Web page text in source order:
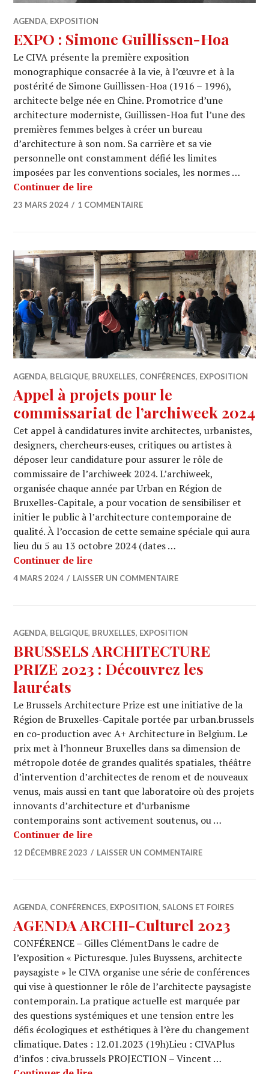
AGENDA, EXPOSITION
EXPO : Simone Guillissen-Hoa
Le CIVA présente la première exposition
monographique consacrée à la vie, à l’œuvre et à la
postérité de Simone Guillissen-Hoa (1916 – 1996),
architecte belge née en Chine. Promotrice d’une
architecture moderniste, Guillissen-Hoa fut l’une des
premières femmes belges à créer un bureau
d’architecture à son nom. Sa carrière et sa vie
personnelle ont constamment défié les limites
imposées par les conventions sociales, les normes …
Continuer de lireEXPO : Simone Guillissen-Hoa
23 MARS 2024 1 COMMENTAIRE
AGENDA, BELGIQUE, BRUXELLES, CONFÉRENCES, EXPOSITION
Appel à projets pour le
commissariat de l’archiweek 2024
Cet appel à candidatures invite architectes, urbanistes,
designers, chercheurs·euses, critiques ou artistes à
déposer leur candidature pour assurer le rôle de
commissaire de l’archiweek 2024. L’archiweek,
organisée chaque année par Urban en Région de
Bruxelles-Capitale, a pour vocation de sensibiliser et
initier le public à l’architecture contemporaine de
qualité. À l’occasion de cette semaine spéciale qui aura
lieu du 5 au 13 octobre 2024 (dates …
Continuer de lireAppel à projets pour le commissariat
4 MARS 2024 LAISSER UN COMMENTAIRE
AGENDA, BELGIQUE, BRUXELLES, EXPOSITION
BRUSSELS ARCHITECTURE
PRIZE 2023 : Découvrez les
lauréats
Le Brussels Architecture Prize est une initiative de la
Région de Bruxelles-Capitale portée par urban.brussels
en co-production avec A+ Architecture in Belgium. Le
prix met à l’honneur Bruxelles dans sa dimension de
métropole dotée de grandes qualités spatiales, théâtre
d’intervention d’architectes de renom et de nouveaux
venus, mais aussi en tant que laboratoire où des projets
innovants d’architecture et d’urbanisme
contemporains sont activement soutenus, ou …
Continuer de lireBRUSSELS ARCHITECTURE PRIZE
12 DÉCEMBRE 2023 LAISSER UN COMMENTAIRE
AGENDA, CONFÉRENCES, EXPOSITION, SALONS ET FOIRES
AGENDA ARCHI-Culturel 2023
CONFÉRENCE – Gilles ClémentDans le cadre de
l’exposition « Picturesque. Jules Buyssens, architecte
paysagiste » le CIVA organise une série de conférences
qui vise à questionner le rôle de l’architecte paysagiste
contemporain. La pratique actuelle est marquée par
des questions systémiques et une tension entre les
défis écologiques et esthétiques à l’ère du changement
climatique. Dates : 12.01.2023 (19h)Lieu : CIVAPlus
d’infos : civa.brussels PROJECTION – Vincent …